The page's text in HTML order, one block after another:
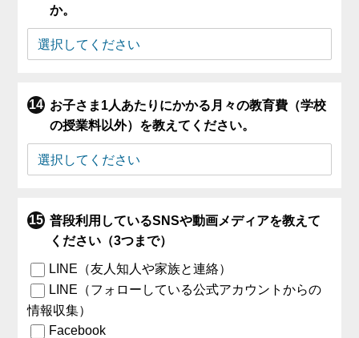
か。
お子さま1人あたりにかかる月々の教育費（学校
の授業料以外）を教えてください。
普段利用しているSNSや動画メディアを教えて
ください（3つまで）
LINE（友人知人や家族と連絡）
LINE（フォローしている公式アカウントからの
情報収集）
Facebook